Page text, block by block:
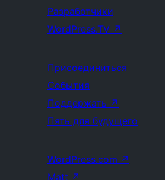
Разработчики
WordPress.TV ↗
Присоединиться
События
Поддержать ↗
Пять для будущего
WordPress.com ↗
Matt ↗